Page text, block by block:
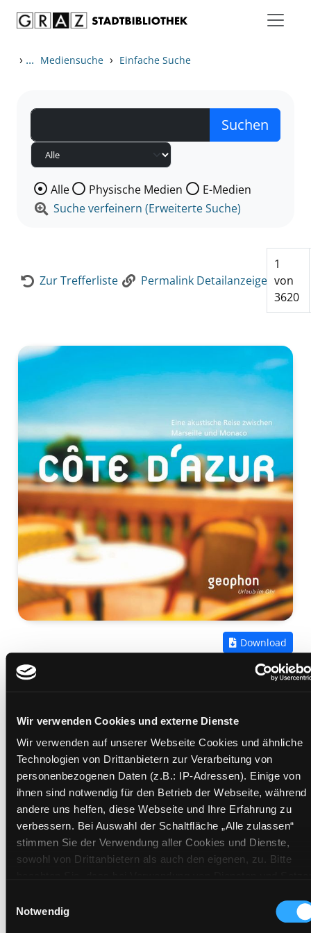
Wir verwenden Cookies und externe Dienste
Wir verwenden auf unserer Webseite Cookies und ähnliche
Technologien von Drittanbietern zur Verarbeitung von
personenbezogenen Daten (z.B.: IP-Adressen). Einige von
ihnen sind notwendig für den Betrieb der Webseite, während
andere uns helfen, diese Webseite und Ihre Erfahrung zu
verbessern. Bei Auswahl der Schaltfläche „Alle zulassen“
stimmen Sie der Verwendung aller Cookies und Dienste,
sowohl von Drittanbietern als auch den eigenen, zu. Bitte
unsicheren Drittländern (Länder außerhalb des EWR ohne
adäquates Datenschutzniveau) stattfinden kann. In diesem
Notwendig
› ... Mediensuche › Einfache Suche
Wählen Sie die Medienart nach der Sie suchen wollen.
Alle Physische Medien
E-Medien
Suche verfeinern (Erweiterte Suche)
Zur Trefferliste Permalink Detailanzeige
1
von
3620
Côte d'Azur
Mediengruppe:eAudio
Suche nach diesem Verfasser
Beschreibung ein-/ausblenden
Mehr Informationen ein-/ausblenden
Download
Exemplare
Standort 2: